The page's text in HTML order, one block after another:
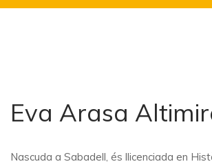
Eva Arasa
Nascuda a Sabadell, és llicenciada en